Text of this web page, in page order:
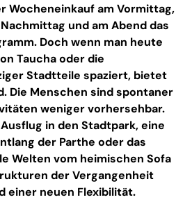
Wocheneinkauf am Vormittag,
und am Abend das
Doch wenn man heute
Taucha oder die
Stadtteile spaziert, bietet
Die Menschen sind spontaner
weniger vorhersehbar.
in den Stadtpark, eine
der Parthe oder das
Welten vom heimischen Sofa
der Vergangenheit
einer neuen Flexibilität.